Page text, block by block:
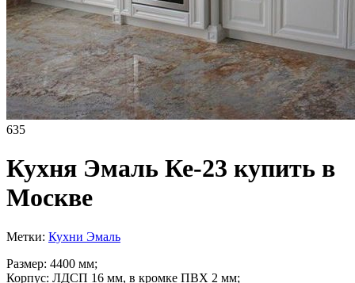
635
Кухня Эмаль Ке-23 купить в
Москве
Метки: Кухни Эмаль
Размер: 4400 мм;
Корпус: ЛДСП 16 мм, в кромке ПВХ 2 мм;